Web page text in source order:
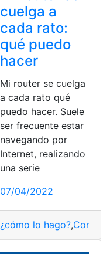
,Solución,Trabajo
cuelga a
cada rato:
qué puedo
hacer
Mi router se cuelga
a cada rato qué
puedo hacer. Suele
ser frecuente estar
navegando por
Internet, realizando
una serie
07/04/2022
¿cómo lo hago?,